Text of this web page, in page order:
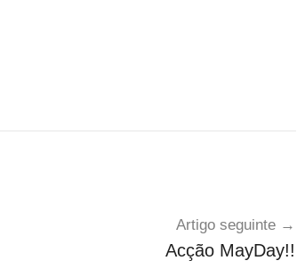
Artigo seguinte
Acção MayDay!!